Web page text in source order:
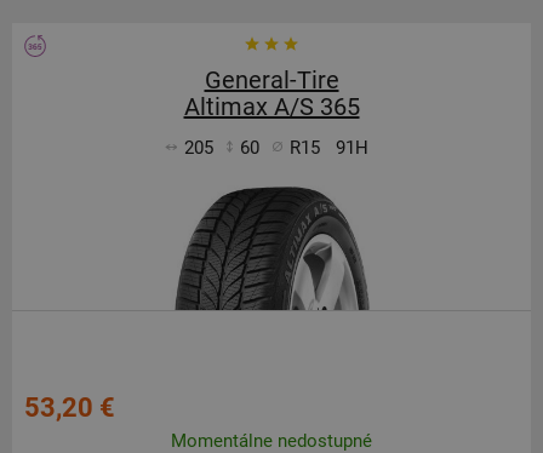
General-Tire
Altimax A/S 365
205 60 R15 91H
53,20 €
Momentálne nedostupné